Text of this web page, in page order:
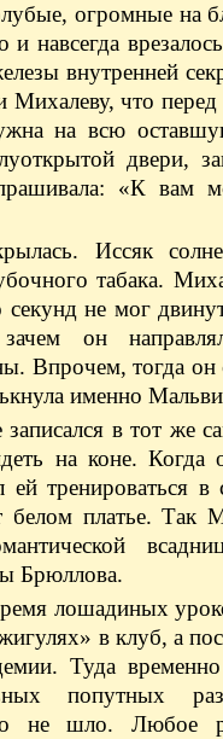
огромные на
навсегда
внутренней
Михалеву, что
на всю
двери,
«К вам
Иссяк
табака.
не мог
он
. Впрочем, тогда он
именно
в тот же
на коне. Когда
тренироваться в
платье. Так
Брюллова.
лошадиных
» в клуб, а
Туда
попутных
не шло. Любое